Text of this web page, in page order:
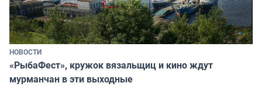
НОВОСТИ
«РыбаФест», кружок вязальщиц и кино ждут
мурманчан в эти выходные